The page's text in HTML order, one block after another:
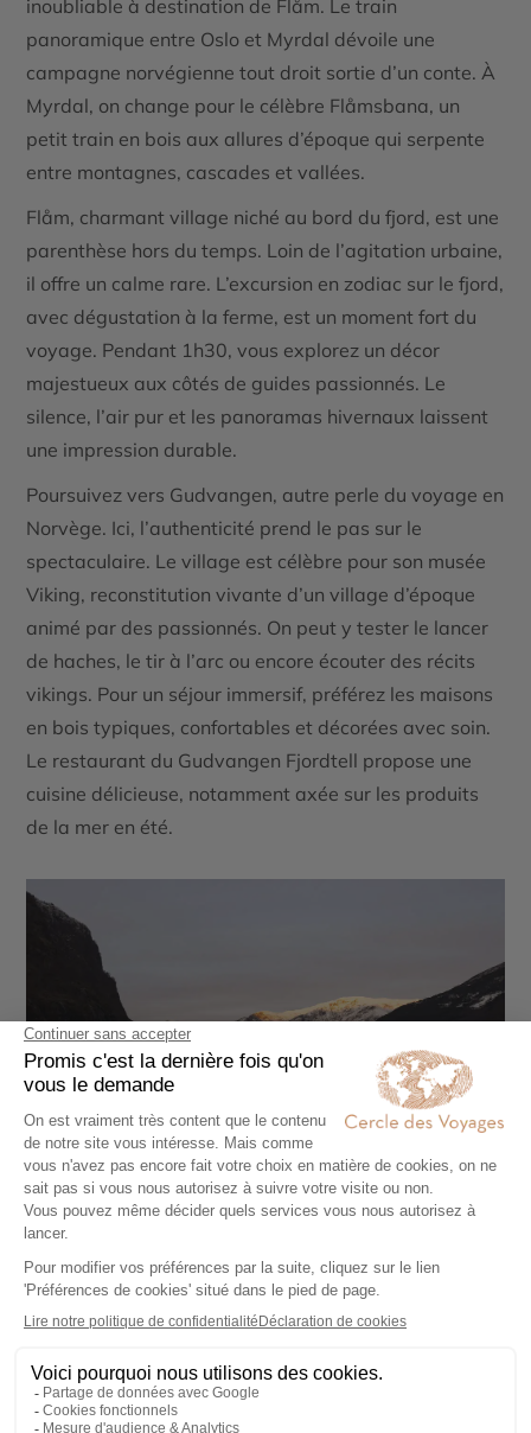
inoubliable à destination de Flåm. Le train
panoramique entre Oslo et Myrdal dévoile une
campagne norvégienne tout droit sortie d’un conte. À
Myrdal, on change pour le célèbre Flåmsbana, un
petit train en bois aux allures d’époque qui serpente
entre montagnes, cascades et vallées.
Flåm, charmant village niché au bord du fjord, est une
parenthèse hors du temps. Loin de l’agitation urbaine,
il offre un calme rare. L’excursion en zodiac sur le fjord,
avec dégustation à la ferme, est un moment fort du
voyage. Pendant 1h30, vous explorez un décor
majestueux aux côtés de guides passionnés. Le
silence, l’air pur et les panoramas hivernaux laissent
une impression durable.
Poursuivez vers Gudvangen, autre perle duvoyage en
Norvège. Ici, l’authenticité prend le pas sur le
spectaculaire. Le village est célèbre pour son musée
Viking, reconstitution vivante d’un village d’époque
animé par des passionnés. On peut y tester le lancer
de haches, le tir à l’arc ou encore écouter des récits
vikings. Pour un séjour immersif, préférez les maisons
en bois typiques, confortables et décorées avec soin.
Le restaurant du Gudvangen Fjordtell propose une
cuisine délicieuse, notamment axée sur les produits
de la mer en été.
Fjord flam, Norvège